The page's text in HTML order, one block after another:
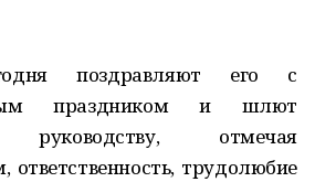
поздравляют его с
праздником и шлют
руководству, отмечая
ответственность, трудолюбие